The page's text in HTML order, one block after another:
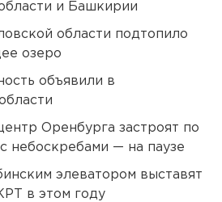
и Башкирии
области подтопило
озеро
объявили в
Оренбурга застроят по
небоскребами — на паузе
элеватором выставят
в этом году